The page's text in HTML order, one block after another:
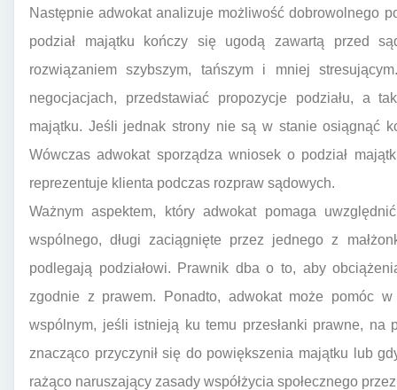
Następnie adwokat analizuje możliwość dobrowolnego
podział majątku kończy się ugodą zawartą przed
rozwiązaniem szybszym, tańszym i mniej
negocjacjach, przedstawiać propozycje podziału, a
majątku. Jeśli jednak strony nie są w stanie osiągnąć
Wówczas adwokat sporządza wniosek o podział
reprezentuje klienta podczas rozpraw sądowych.
Ważnym aspektem, który adwokat pomaga
wspólnego, długi zaciągnięte przez jednego z
podlegają podziałowi. Prawnik dba o to, aby
zgodnie z prawem. Ponadto, adwokat może pomóc
wspólnym, jeśli istnieją ku temu przesłanki prawne, na
znacząco przyczynił się do powiększenia majątku lub
rażąco naruszający zasady współżycia społecznego